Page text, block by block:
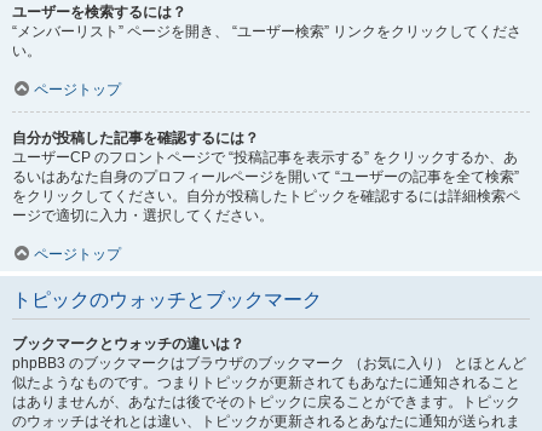
ユーザーを検索するには？
“メンバーリスト” ページを開き、 “ユーザー検索” リンクをクリックしてくださ
い。
ページトップ
自分が投稿した記事を確認するには？
ユーザーCP のフロントページで “投稿記事を表示する” をクリックするか、あ
るいはあなた自身のプロフィールページを開いて “ユーザーの記事を全て検索”
をクリックしてください。自分が投稿したトピックを確認するには詳細検索ペ
ージで適切に入力・選択してください。
ページトップ
トピックのウォッチとブックマーク
ブックマークとウォッチの違いは？
phpBB3 のブックマークはブラウザのブックマーク （お気に入り） とほとんど
似たようなものです。つまりトピックが更新されてもあなたに通知されること
はありませんが、あなたは後でそのトピックに戻ることができます。トピック
のウォッチはそれとは違い、トピックが更新されるとあなたに通知が送られま